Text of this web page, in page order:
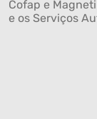
Cofap e
e os Serviços